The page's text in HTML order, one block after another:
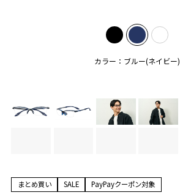
カラー：ブルー(ネイビー)
まとめ買い SALE PayPayクーポン対象